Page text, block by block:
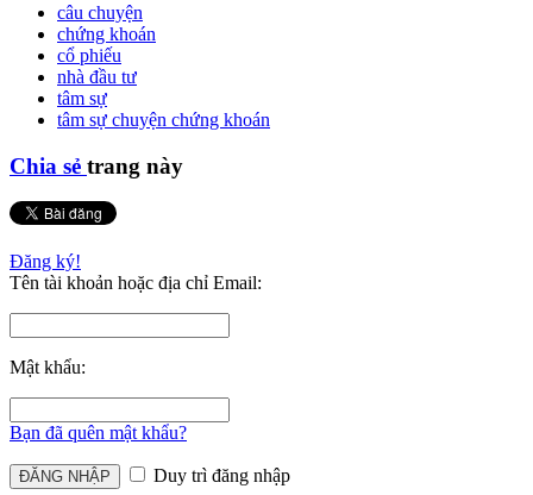
câu chuyện
chứng khoán
cổ phiếu
nhà đầu tư
tâm sự
tâm sự chuyện chứng khoán
Chia sẻ trang này
Đăng ký!
Tên tài khoản hoặc địa chỉ Email:
Mật khẩu:
Bạn đã quên mật khẩu?
Duy trì đăng nhập